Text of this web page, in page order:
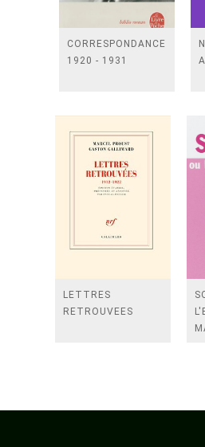
CORRESPONDANCE
1920 - 1931
LETTRES
RETROUVEES